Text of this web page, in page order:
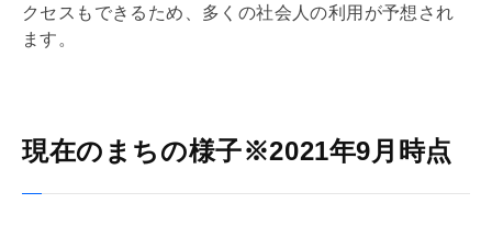
クセスもできるため、多くの社会人の利用が予想され
ます。
現在のまちの様子※2021年9月時点